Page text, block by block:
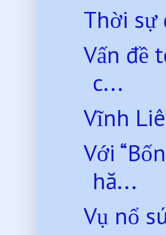
Thời sự
Vấn đề
c...
Vĩnh
Với
hă...
Vụ nổ